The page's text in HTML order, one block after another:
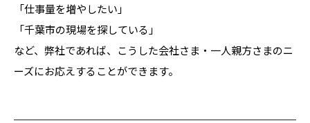
「仕事量を増やしたい」
「千葉市の現場を探している」
など、弊社であれば、こうした会社さま・一人親方さまのニ
ーズにお応えすることができます。